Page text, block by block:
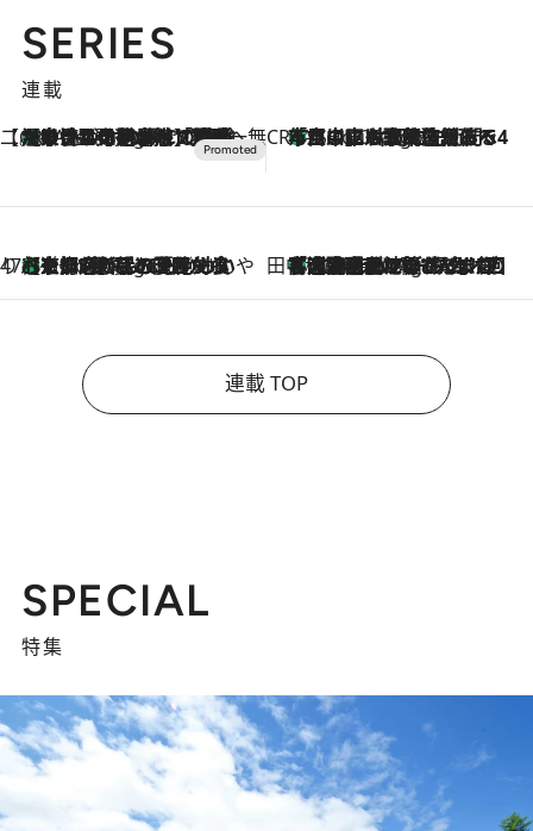
SERIES
連載
【CREA×星野リゾート】唯一無二。癒しと発見が待つ場所へ
3 Hours Ago
【トンボの足水浴】ヒノキの香りに包まれて涼感マックス！約13℃の湧水かけ流しを避暑地「星野温泉 トンボの湯」で体験 CREA'S CHOICE
5 Hours Ago
「立川にも歌舞伎があるんだよ」 片岡仁左衛門・市川中車ら豪華座組みで4年目の立川立飛歌舞伎へ
47都道府県の手みやげ ひんやりスイーツで夏を満喫
5 Hours Ago
【京都府】この夏絶対食べたい 冷やしておいしいおやつ3選 ひと口目から心を掴む新緑のテリーヌ 田中稲の勝手に再ブーム
10 Hours Ago
「湘南乃風に憧れて」観客大盛上がりの“タオル回し”に、ラッパー顔負けの高速歌唱まで…さだまさし（74）のアグレッシブすぎる現在地
連載 TOP
SPECIAL
特集